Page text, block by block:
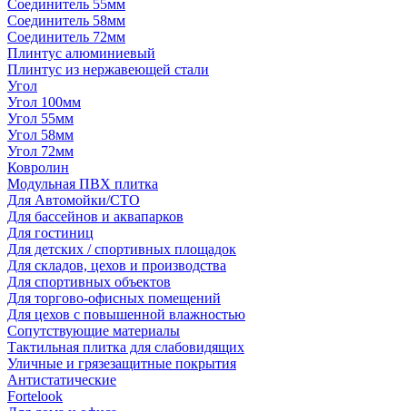
Соединитель 55мм
Соединитель 58мм
Соединитель 72мм
Плинтус алюминиевый
Плинтус из нержавеющей стали
Угол
Угол 100мм
Угол 55мм
Угол 58мм
Угол 72мм
Ковролин
Модульная ПВХ плитка
Для Автомойки/СТО
Для бассейнов и аквапарков
Для гостиниц
Для детских / спортивных площадок
Для складов, цехов и производства
Для спортивных объектов
Для торгово-офисных помещений
Для цехов с повышенной влажностью
Сопутствующие материалы
Тактильная плитка для слабовидящих
Уличные и грязезащитные покрытия
Антистатические
Fortelook